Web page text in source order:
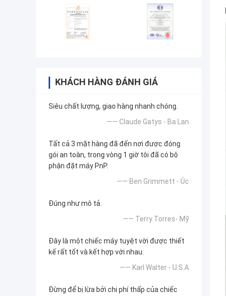
KHÁCH HÀNG ĐÁNH GIÁ
Siêu chất lượng, giao hàng nhanh chóng.
—— Claude Gatys - Ba Lan
Tất cả 3 mặt hàng đã đến nơi được đóng
gói an toàn, trong vòng 1 giờ tôi đã có bộ
phận đặt máy PnP.
—— Ben Grimmett - Úc
Đúng như mô tả.
—— Terry Torres- Mỹ
Đây là một chiếc máy tuyệt vời được thiết
kế rất tốt và kết hợp với nhau.
—— Karl Walter - U.S.A
Đừng để bị lừa bởi chi phí thấp của chiếc